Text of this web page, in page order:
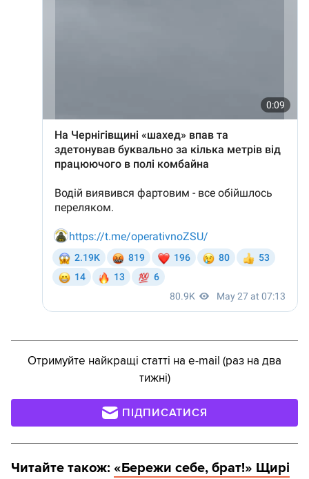
Отримуйте найкращі статті на e-mail (раз на два
тижні)
ПІДПИСАТИСЯ
Читайте також: «Бережи себе, брат!» Щирі